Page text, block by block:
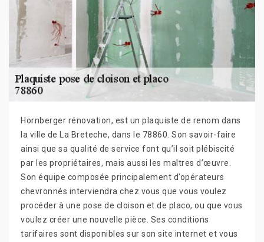
Hornberger rénovation, est un plaquiste de renom dans
la ville de La Breteche, dans le 78860. Son savoir-faire
ainsi que sa qualité de service font qu’il soit plébiscité
par les propriétaires, mais aussi les maîtres d’œuvre.
Son équipe composée principalement d’opérateurs
chevronnés interviendra chez vous que vous voulez
procéder à une pose de cloison et de placo, ou que vous
voulez créer une nouvelle pièce. Ses conditions
tarifaires sont disponibles sur son site internet et vous